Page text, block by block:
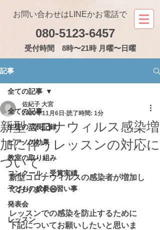
080-5123-6457
お問い合わせはLINEかお電話で
受付時間 8時〜21時 月曜〜日曜
記事
全ての記事
生徒の成長記録
ピアノの効果
教室の取り組み
コンクール・受賞実績
子どもの成長・習い事
発表会
レッスン
全ての記事
新型コロナウィルス感染増
加に伴うレッスンの対応に
ついて
佐紀子 大宮
2020年11月6日 読了時間: 1分
新型コロナウィルスの感染者が増加し
ております😷
レッスンでの感染を防止するために
下記についてお願いしたいと思いま